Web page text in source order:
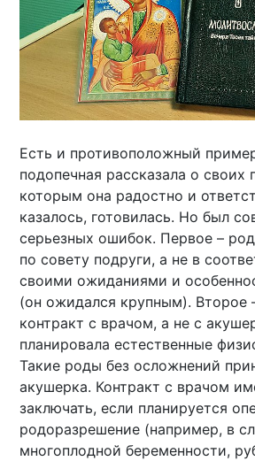
Есть и противоположный
подопечная рассказала о своих
которым она радостно и
казалось, готовилась. Но был
серьезных ошибок. Первое –
по совету подруги, а не в
своими ожиданиями и
(он ожидался крупным). Второе
контракт с врачом, а не с
планировала естественные
Такие роды без осложнений
акушерка. Контракт с врачом
заключать, если планируется
родоразрешение (например, в
многоплодной беременности,